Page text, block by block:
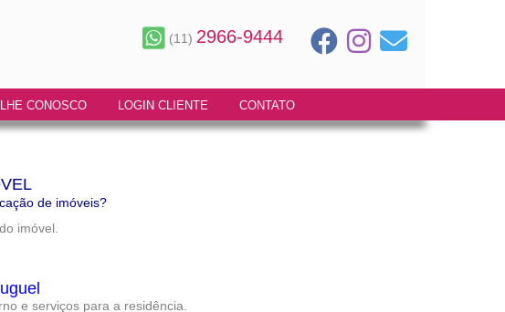
(11) 2966-9444
CONOSCO LOGIN CLIENTE CONTATO
imóvel.
e serviços para a residência.